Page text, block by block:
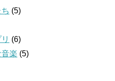
(5)
(6)
音楽 (5)